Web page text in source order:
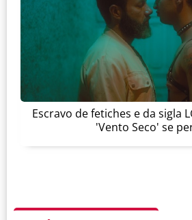
Escravo de fetiches e da sigla
'Vento Seco' se